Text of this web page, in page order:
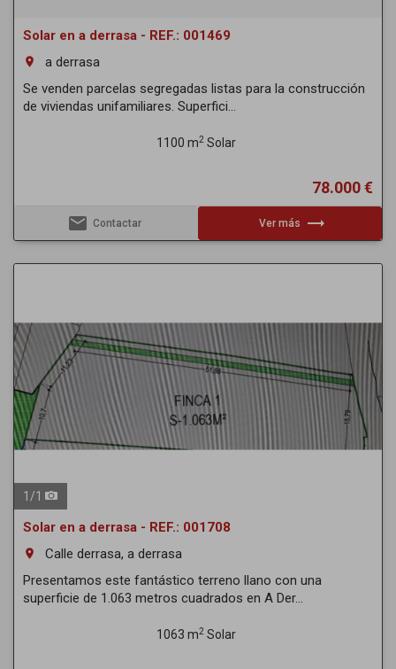
Solar en a derrasa - REF.: 001469
room
a derrasa
Se venden parcelas segregadas listas para la construcción
de viviendas unifamiliares. Superfici...
1100 m2Solar
78.000 €
email Contactar Ver más trending_flat
1 /1
Solar en a derrasa - REF.: 001708
room
Calle derrasa, a derrasa
Presentamos este fantástico terreno llano con una
superficie de 1.063 metros cuadrados en A Der...
1063 m2Solar